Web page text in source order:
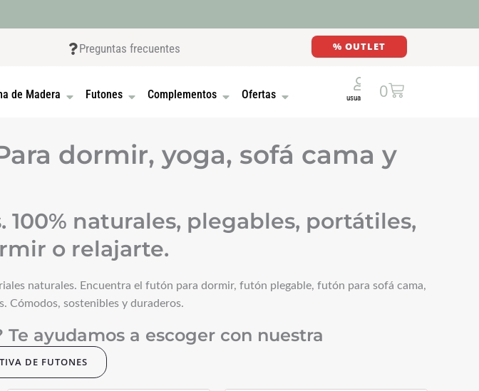
Preguntas frecuentes % OUTLET
de Madera OPEN SOFÁS CAMA DE MADERA
Futones OPEN FUTONES
Complementos OPEN COMPLEMENTOS
Ofertas 0
Cart
dormir, yoga, sofá cama y
naturales, plegables, portátiles,
o relajarte.
naturales. Encuentra el futón para dormir, futón plegable, futón para sofá cama,
Cómodos, sostenibles y duraderos.
ayudamos a escoger con nuestra
DE FUTONES